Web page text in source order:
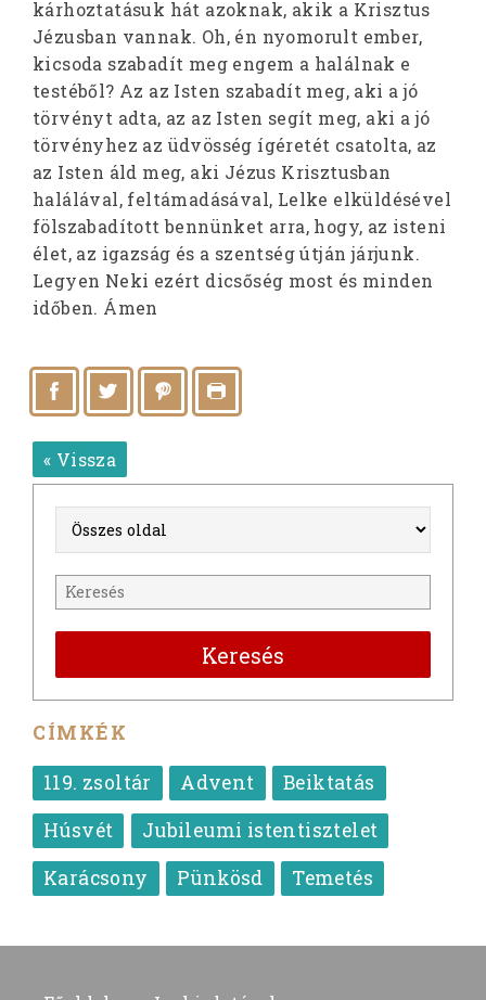
kárhoztatásuk hát azoknak, akik a Krisztus
Jézusban vannak. Oh, én nyomorult ember,
kicsoda szabadít meg engem a halálnak e
testéből? Az az Isten szabadít meg, aki a jó
törvényt adta, az az Isten segít meg, aki a jó
törvényhez az üdvösség ígéretét csatolta, az
az Isten áld meg, aki Jézus Krisztusban
halálával, feltámadásával, Lelke elküldésével
fölszabadított bennünket arra, hogy, az isteni
élet, az igazság és a szentség útján járjunk.
Legyen Neki ezért dicsőség most és minden
időben. Ámen
« Vissza
Keresés
CÍMKÉK
119. zsoltár
Advent
Beiktatás
Húsvét
Jubileumi istentisztelet
Karácsony
Pünkösd Temetés